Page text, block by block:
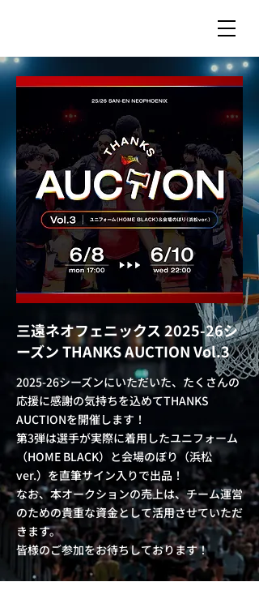
三遠ネオフェニックス 2025-26シ
ーズン THANKS AUCTION Vol.3
2025-26シーズンにいただいた、たくさんの
応援に感謝の気持ちを込めてTHANKS
AUCTIONを開催します！
第3弾は選手が実際に着用したユニフォーム
（HOME BLACK）と会場のぼり（浜松
ver.）を直筆サイン入りで出品！
なお、本オークションの売上は、チーム運営
のための貴重な資金として活用させていただ
きます。
皆様のご参加をお待ちしております！